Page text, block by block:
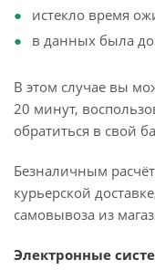
истекло время
в данных была
В этом случае вы
20 минут,
обратиться в свой
Безналичным
курьерской
самовывоза из
Электронные